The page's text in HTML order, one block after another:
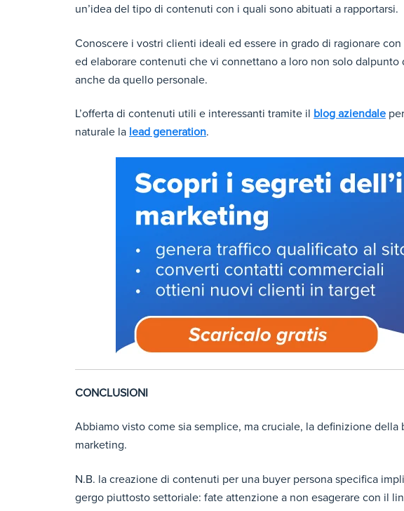
un’idea del tipo di contenuti con i quali sono abituati a rapportarsi.
Conoscere i vostri clienti ideali ed essere in grado di ragionare
ed elaborare contenuti che vi connettano a loro non solo dalpunto
anche da quello personale.
L’offerta di contenuti utili e interessanti tramite il blog aziendale
naturale la lead generation.
CONCLUSIONI
Abbiamo visto come sia semplice, ma cruciale, la definizione
marketing.
N.B. la creazione di contenuti per una buyer persona specifica
gergo piuttosto settoriale: fate attenzione a non esagerare con il